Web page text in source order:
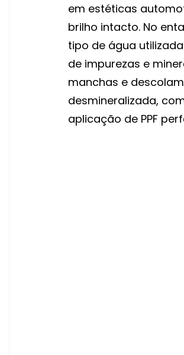
em estéticas
brilho intacto. No
tipo de água
de impurezas e
manchas e
desmineralizada,
aplicação de PPF